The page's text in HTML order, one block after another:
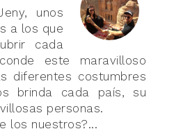
unos
a los que
cada
este maravilloso
diferentes costumbres
brinda cada país, su
personas.
los nuestros?...